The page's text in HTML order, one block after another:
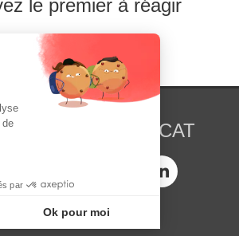
le premier à réagir
CABINET D'AVOCAT
de
par
Ok pour moi